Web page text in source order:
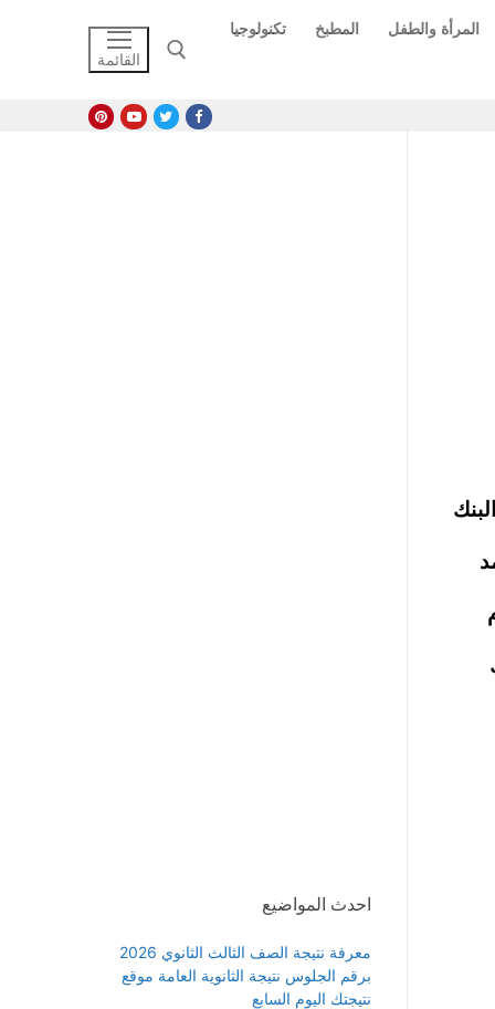
المرأة والطفل المطبخ
تكنولوجيا
القائمة
احدث المواضيع
معرفة نتيجة الصف الثالث الثانوي 2026
برقم الجلوس نتيجة الثانوية العامة موقع
نتيجتك اليوم السابع